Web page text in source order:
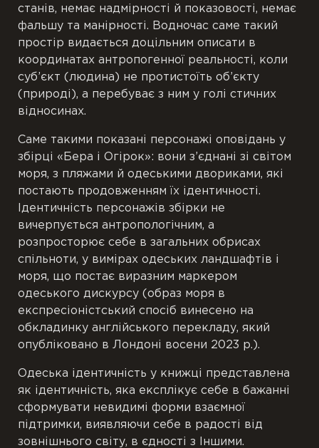
станів, немає надмірності й показовості, немає
фальшу та манірності. Водночас саме такий
простір видається доцільним описати в
координатах антропогенної реальності, коли
суб’єкт (людина) не протистоїть об’єкту
(природі), а перебуває з ним у голі стичних
відносинах.
Саме такими показані персонажі оповідань у
збірці «Бера і Огірок»: вони з’єднані зі світом
моря, з пляжами й одеськими двориками, які
постають продовженням їх ідентичності.
Ідентичність персонажів збірки не
вичерпується антропологічним, а
розпросторює себе в загальних обрисах
спільноти, у вимірах одеських ландшафтів і
моря, що постає виразним маркером
одеського дискурсу (образ моря в
експресіоністський спосіб винесено на
обкладинку англійського перекладу, який
опубліковано в Лондоні восени 2023 р.).
Одеська ідентичність у книжці представлена
як ідентичність, яка експлікує себе в бажанні
сформувати невидимі форми взаємної
підтримки, виявляючи себе в радості від
зовнішнього світу, в єдності з Іншими.